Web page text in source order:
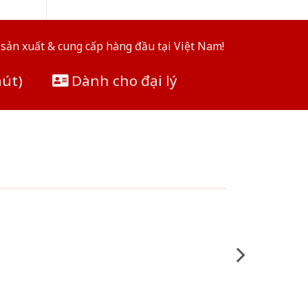
xuất & cung cấp hàng đầu tại Việt Nam!
Dành cho đại lý